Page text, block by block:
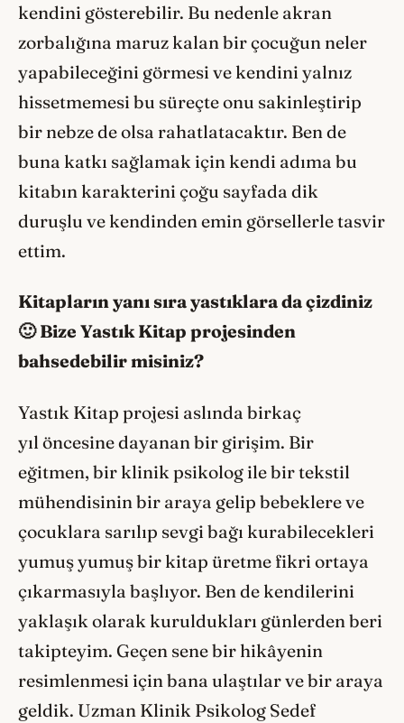
kendini gösterebilir. Bu nedenle akran
zorbalığına maruz kalan bir çocuğun neler
yapabileceğini görmesi ve kendini yalnız
hissetmemesi bu süreçte onu sakinleştirip
bir nebze de olsa rahatlatacaktır. Ben de
buna katkı sağlamak için kendi adıma bu
kitabın karakterini çoğu sayfada dik
duruşlu ve kendinden emin görsellerle tasvir
ettim.
Kitapların yanı sıra yastıklara da çizdiniz
🙂 Bize Yastık Kitap projesinden
bahsedebilir misiniz?
Yastık Kitap projesi aslında birkaç
yıl öncesine dayanan bir girişim. Bir
eğitmen, bir klinik psikolog ile bir tekstil
mühendisinin bir araya gelip bebeklere ve
çocuklara sarılıp sevgi bağı kurabilecekleri
yumuş yumuş bir kitap üretme fikri ortaya
çıkarmasıyla başlıyor. Ben de kendilerini
yaklaşık olarak kuruldukları günlerden beri
takipteyim. Geçen sene bir hikâyenin
resimlenmesi için bana ulaştılar ve bir araya
geldik. Uzman Klinik Psikolog Sedef